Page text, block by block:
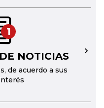
1
NOTICIAS
de acuerdo a sus
→